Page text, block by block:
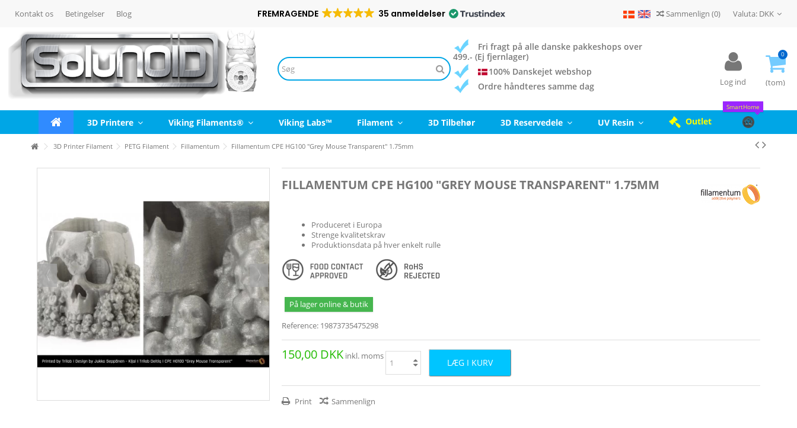
Betingelser Blog
Kontakt os FREMRAGENDE 35 anmeldelser Sammenlign (0) Valuta:DKK
Fri fragt på alle danske pakkeshops over
499.- (Ej fjernlager)
100% Danskejet webshop
Ordre håndteres samme dag
Log ind
0
(tom)
3D Printere Viking Filaments® Viking Labs™ Filament 3D Tilbehør 3D Reservedele UV Resin Outlet
SmartHome
3D Printer Filament PETG Filament Fillamentum Fillamentum CPE HG100 "Grey Mouse Transparent" 1.75mm
FILLAMENTUM CPE HG100 "GREY MOUSE TRANSPARENT" 1.75MM
Produceret i Europa
Strenge kvalitetskrav
Produktionsdata på hver enkelt rulle
På lager online & butik
Reference: 19873735475298
150,00 DKK inkl. moms
LÆG I KURV
Print Sammenlign